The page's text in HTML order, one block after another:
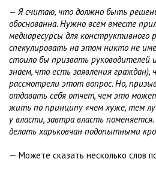
— Я считаю, что должно быть
обоснованна. Нужно всем вместе
медиаресурсы для
спекулировать на этом никто не
стоило бы призвать руководителей
знаем, что есть заявления
рассмотрели этот вопрос. Но,
отдавать себя отчет, чем это
жить по принципу «чем хуже, тем
у власти, завтра власть
делать харьковчан подопытными
— Можете сказать несколько слов